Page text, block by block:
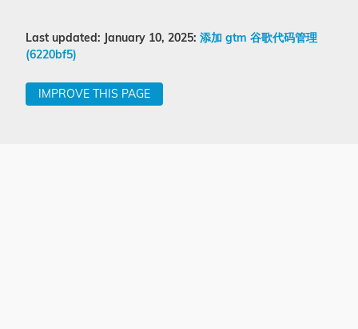
Last updated: January 10, 2025: 添加 gtm 谷歌代码管理
(6220bf5)
IMPROVE THIS PAGE